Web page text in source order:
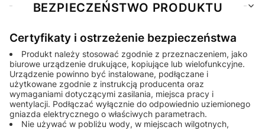
BEZPIECZEŃSTWO PRODUKTU
Certyfikaty i ostrzeżenie bezpieczeństwa
Produkt należy stosować zgodnie z przeznaczeniem, jako
biurowe urządzenie drukujące, kopiujące lub wielofunkcyjne.
Urządzenie powinno być instalowane, podłączane i
użytkowane zgodnie z instrukcją producenta oraz
wymaganiami dotyczącymi zasilania, miejsca pracy i
wentylacji. Podłączać wyłącznie do odpowiednio uziemionego
gniazda elektrycznego o właściwych parametrach.
Nie używać w pobliżu wody, w miejscach wilgotnych,